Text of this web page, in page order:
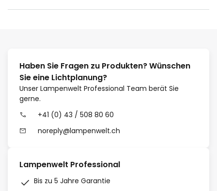
Haben Sie Fragen zu Produkten? Wünschen
Sie eine Lichtplanung?
Unser Lampenwelt Professional Team berät Sie
gerne.
+41 (0) 43 / 508 80 60
noreply@lampenwelt.ch
Lampenwelt Professional
Bis zu 5 Jahre Garantie